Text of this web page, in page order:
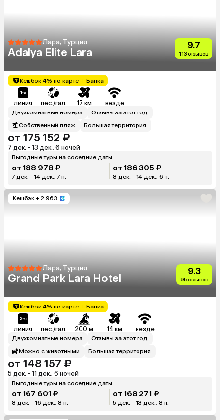
Лара, Турция
Adalya Elite Lara
9.7
113 отзывов
Кешбэк 4% по карте Т-Банка
линия пес./гал. 17 км везде
Двухкомнатные номера
Отзывы за этот год
Собственный пляж
Большая территория
от 175 152 ₽
7 дек. - 13 дек., 6 ночей
Выгодные туры на соседние даты
от 188 978 ₽
7 дек. - 14 дек., 7 н.
от 186 305 ₽
8 дек. - 14 дек., 6 н.
Кешбэк + 2 963
Лара, Турция
Grand Park Lara Hotel
9.3
95 отзывов
Кешбэк 4% по карте Т-Банка
линия пес./гал. 200 м 14 км везде
Двухкомнатные номера
Отзывы за этот год
Можно с животными
Большая территория
от 148 157 ₽
5 дек. - 11 дек., 6 ночей
Выгодные туры на соседние даты
от 167 601 ₽
8 дек. - 16 дек., 8 н.
от 168 271 ₽
5 дек. - 13 дек., 8 н.